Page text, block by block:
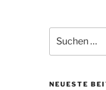
nach:
NEUESTE